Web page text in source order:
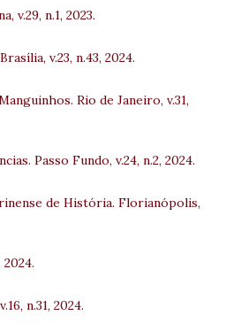
v.29, n.1, 2023.
v.23, n.43, 2024.
Rio de Janeiro, v.31,
Passo Fundo, v.24, n.2, 2024.
de História. Florianópolis,
n.31, 2024.